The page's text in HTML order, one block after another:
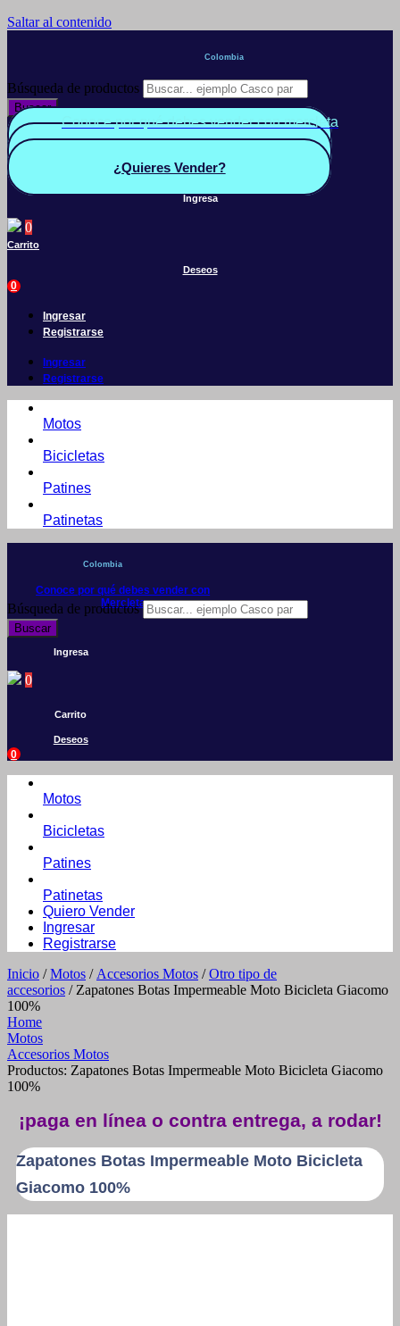
Saltar al contenido
Colombia
Búsqueda de productos
Buscar
Conoce por qué debes vender con mercleta
Quiero Vender
¿Quieres Vender?
Ingresa
0
Carrito
Deseos
0
Ingresar
Registrarse
Ingresar
Registrarse
Motos
Bicicletas
Patines
Patinetas
Colombia
Conoce por qué debes vender con
Mercleta
Búsqueda de productos
Buscar
Ingresa
0
Carrito
Deseos
0
Motos
Bicicletas
Patines
Patinetas
Quiero Vender
Ingresar
Registrarse
Inicio /Motos / Accesorios Motos /Otro tipo de
accesorios / Zapatones Botas Impermeable Moto Bicicleta Giacomo
100%
Home
Motos
Accesorios Motos
Productos: Zapatones Botas Impermeable Moto Bicicleta Giacomo
100%
¡paga en línea o contra entrega, a rodar!
Zapatones Botas Impermeable Moto Bicicleta
Giacomo 100%